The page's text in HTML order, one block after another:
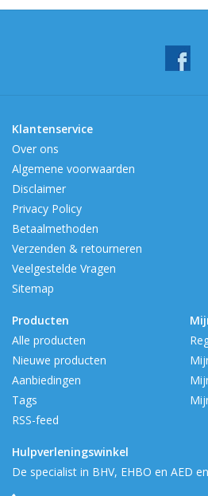
Klantenservice
Over ons
Algemene voorwaarden
Disclaimer
Privacy Policy
Betaalmethoden
Verzenden & retourneren
Veelgestelde Vragen
Sitemap
Producten
Alle producten
Nieuwe producten
Aanbiedingen
Tags
RSS-feed
Hulpverleningswinkel
De specialist in BHV, EHBO en AED